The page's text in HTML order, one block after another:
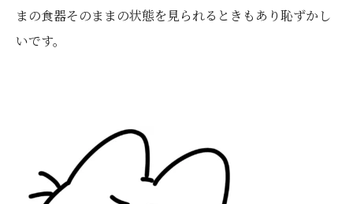
まの食器そのままの状態を見られるときもあり恥ずかし
いです。